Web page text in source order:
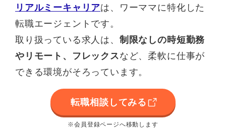
リアルミーキャリアは、ワーママに特化した
転職エージェントです。
取り扱っている求人は、 制限なしの時短勤務
やリモート、フレックスなど、柔軟に仕事が
できる環境がそろっています。
転職相談してみる
※会員登録ページへ移動します